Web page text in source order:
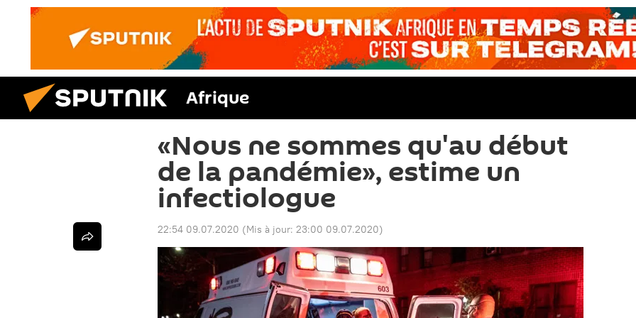
Afrique
«Nous ne sommes qu'au début
de la pandémie», estime un
infectiologue
22:54 09.07.2020 (Mis à jour: 23:00 09.07.2020)